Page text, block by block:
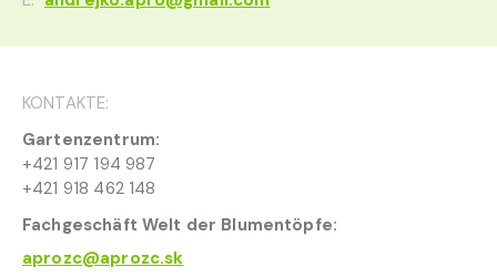
KONTAKTE:
Gartenzentrum:
+421 917 194 987
+421 918 462 148
Fachgeschäft Welt der Blumentöpfe:
aprozc@aprozc.sk